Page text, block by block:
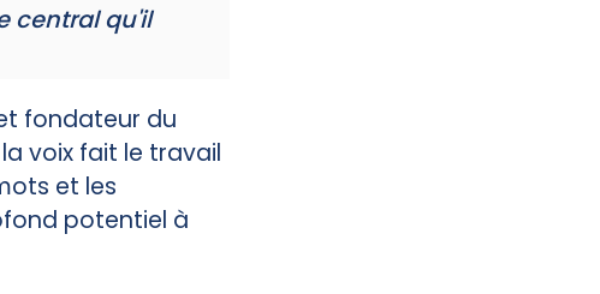
central qu'il
fondateur du
voix fait le travail
et les
potentiel à